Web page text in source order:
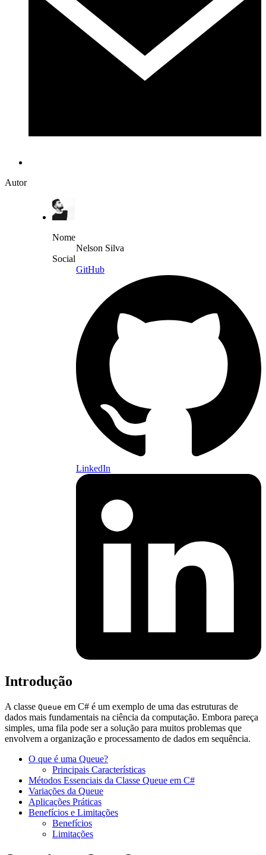
Autor
Nome
Nelson Silva
Social
GitHub
LinkedIn
Introdução
A classe Queue em C# é um exemplo de uma das estruturas de
dados mais fundamentais na ciência da computação. Embora pareça
simples, uma fila pode ser a solução para muitos problemas que
envolvem a organização e processamento de dados em sequência.
O que é uma Queue?
Principais Características
Métodos Essenciais da Classe Queue em C#
Variações da Queue
Aplicações Práticas
Benefícios e Limitações
Benefícios
Limitações